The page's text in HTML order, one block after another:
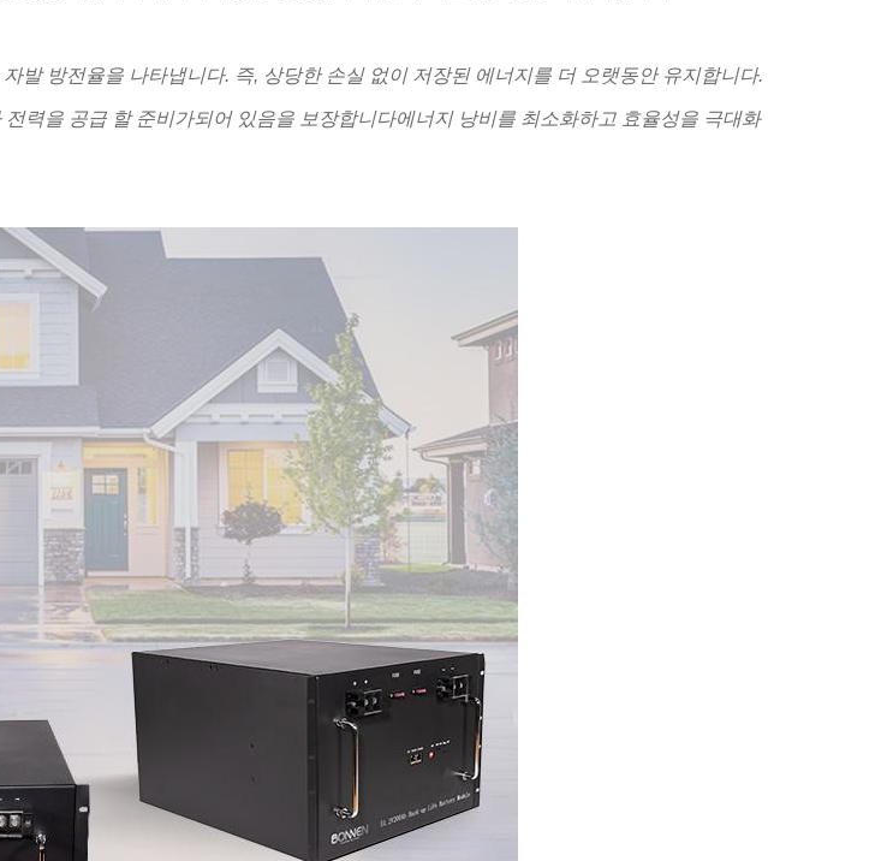
발 방전율을 나타냅니다. 즉, 상당한 손실 없이 저장된 에너지를 더 오랫동안 유지합니다.
력을 공급 할 준비가되어 있음을 보장합니다에너지 낭비를 최소화하고 효율성을 극대화